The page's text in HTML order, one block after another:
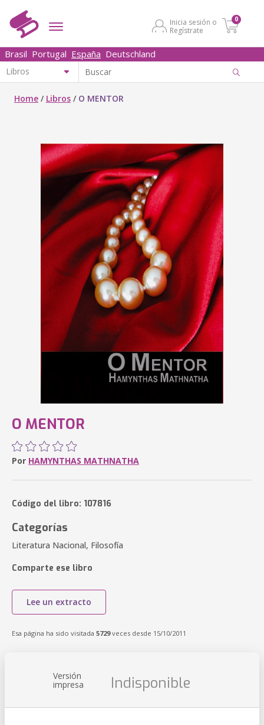
Inicia sesión o
Regístrate
0
Brasil Portugal España Deutschland
Home / Libros / O MENTOR
O MENTOR
Por HAMYNTHAS MATHNATHA
Código del libro: 107816
Categorías
Literatura Nacional, Filosofía
Comparte ese libro
Lee un extracto
Esa página ha sido visitada 5729veces desde 15/10/2011
Versión
impresa Indisponible